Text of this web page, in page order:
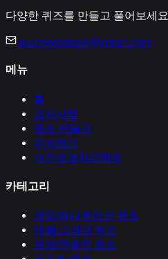
다양한 퀴즈를 만들고 풀어보세요
quizmoonteam@gmail.com
메뉴
홈
공지사항
퀴즈 만들기
문의하기
개인정보처리방침
카테고리
게임/애니메이션 퀴즈
영화/드라마 퀴즈
음악/연예인 퀴즈